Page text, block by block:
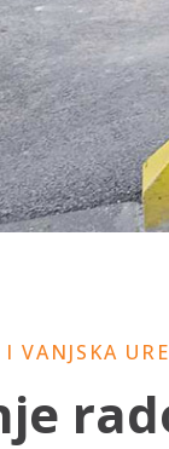
VANJSKA